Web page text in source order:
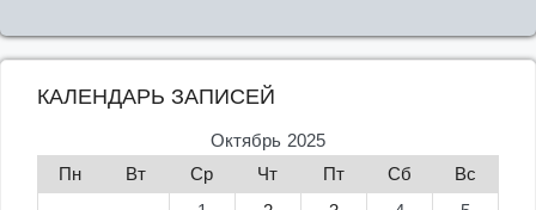
КАЛЕНДАРЬ ЗАПИСЕЙ
Октябрь 2025
Пн
Вт Ср Чт Пт Сб
Вс